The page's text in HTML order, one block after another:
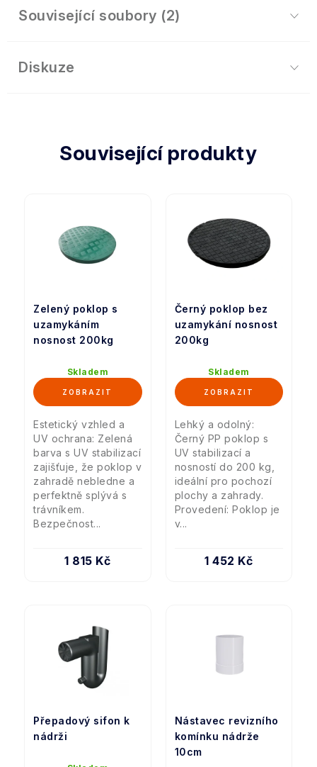
Související soubory (2)
Diskuze
Související produkty
Zelený poklop s
uzamykáním
nosnost 200kg
Skladem
1 815 Kč
Estetický vzhled a
UV ochrana: Zelená
barva s UV stabilizací
zajišťuje, že poklop v
zahradě nebledne a
perfektně splývá s
trávníkem.
Bezpečnost...
Černý poklop bez
uzamykání nosnost
200kg
Skladem
1 452 Kč
Lehký a odolný:
Černý PP poklop s
UV stabilizací a
nosností do 200 kg,
ideální pro pochozí
plochy a zahrady.
Provedení: Poklop je
v...
Přepadový sifon k
nádrži
Nástavec revizního
komínku nádrže
10cm